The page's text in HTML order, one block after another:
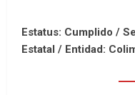
Estatus: Cumplido /
Estatal / Entidad: